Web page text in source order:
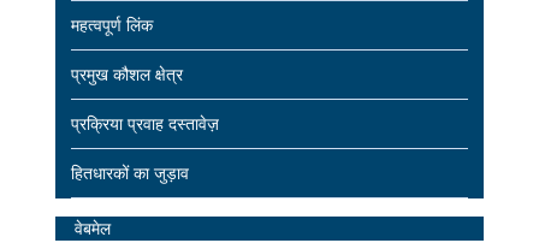
महत्वपूर्ण लिंक
प्रमुख कौशल क्षेत्र
प्रक्रिया प्रवाह दस्तावेज़
हितधारकों का जुड़ाव
वेबमेल